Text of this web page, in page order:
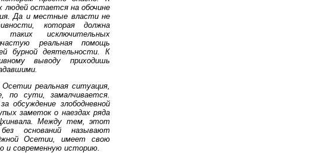
людей остается на обочине
Да и местные власти не
которая должна
исключительных
реальная помощь
бурной деятельности. К
выводу приходишь
реальная ситуация,
по сути, замалчивается.
обсуждение злободневной
заметок о наездах ряда
Между тем, этот
оснований называют
Осетии, имеет свою
и современную историю.